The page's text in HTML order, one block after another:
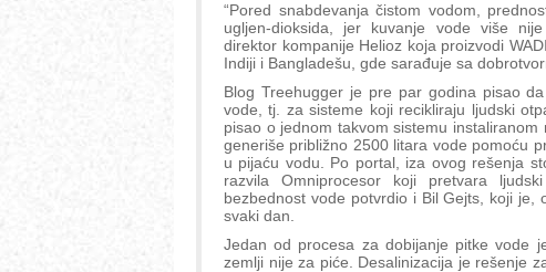
“Pored snabdevanja čistom vodom,
ugljen-dioksida, jer kuvanje vode više
direktor kompanije Helioz koja proizvodi
Indiji i Bangladešu, gde sarađuje sa
Blog Treehugger je pre par godina pisao
vode, tj. za sisteme koji recikliraju ljudski
pisao o jednom takvom sistemu
generiše približno 2500 litara vode pomoću
u pijaću vodu. Po portal, iza ovog rešenja
razvila Omniprocesor koji pretvara
bezbednost vode potvrdio i Bil Gejts, koji
svaki dan.
Jedan od procesa za dobijanje pitke vode
zemlji nije za piće. Desalinizacija je rešenje